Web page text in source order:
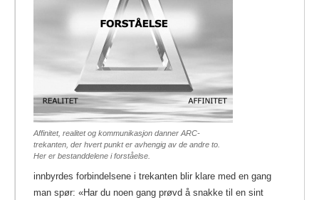
Affinitet, realitet og kommunikasjon danner ARC-
trekanten, der hvert punkt er avhengig av de andre to.
Her er bestanddelene i forståelse.
innbyrdes forbindelsene i trekanten blir klare med en gang
man spør: «Har du noen gang prøvd å snakke til en sint